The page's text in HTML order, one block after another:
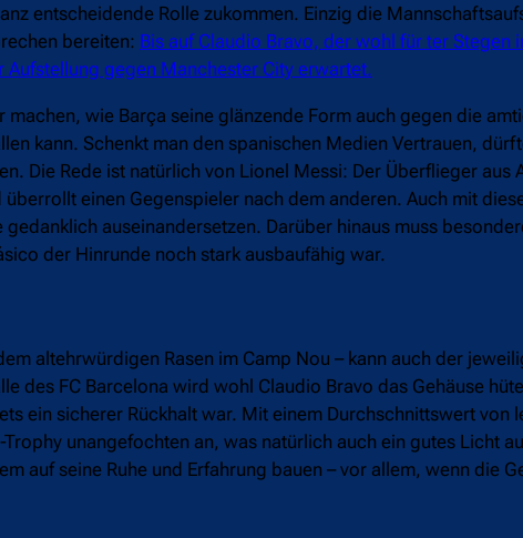
entscheidende Rolle zukommen. Einzig die
bereiten: Bis auf Claudio Bravo, der wohl für ter Stegen
gegen Manchester City erwartet.
wie Barça seine glänzende Form auch gegen die
kann. Schenkt man den spanischen Medien Vertrauen,
Die Rede ist natürlich von Lionel Messi: Der Überflieger aus
einen Gegenspieler nach dem anderen. Auch mit
gedanklich auseinandersetzen. Darüber hinaus muss
der Hinrunde noch stark ausbaufähig war.
altehrwürdigen Rasen im Camp Nou – kann auch der
des FC Barcelona wird wohl Claudio Bravo das Gehäuse
ein sicherer Rückhalt war. Mit einem Durchschnittswert von
unangefochten an, was natürlich auch ein gutes Licht
auf seine Ruhe und Erfahrung bauen – vor allem, wenn die